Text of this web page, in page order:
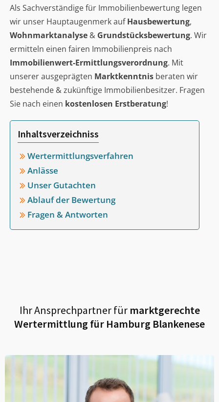
Als Sachverständige für Immobilienbewertung legen
wir unser Hauptaugenmerk aufHausbewertung,
Wohnmarktanalyse & Grundstücksbewertung. Wir
ermitteln einen fairen Immobilienpreis nach
Immobilienwert-Ermittlungsverordnung. Mit
unserer ausgeprägten Marktkenntnis beraten wir
bestehende & zukünftige Immobilienbesitzer. Fragen
Sie nach einen kostenlosen Erstberatung!
Inhaltsverzeichniss
Wertermittlungsverfahren
Anlässe
Unser Gutachten
Ablauf der Bewertung
Fragen & Antworten
Ihr Ansprechpartner fürmarktgerechte
Wertermittlung für Hamburg Blankenese